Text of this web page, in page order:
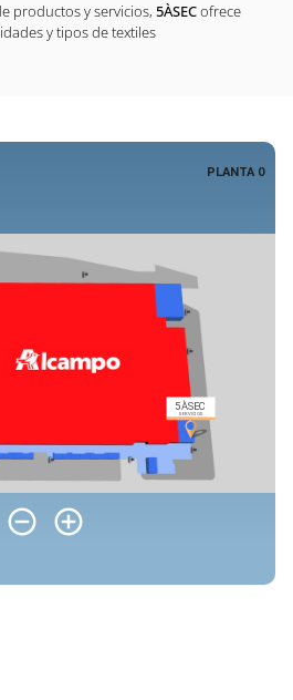
productos y servicios, 5ÀSECofrece
y tipos de textiles